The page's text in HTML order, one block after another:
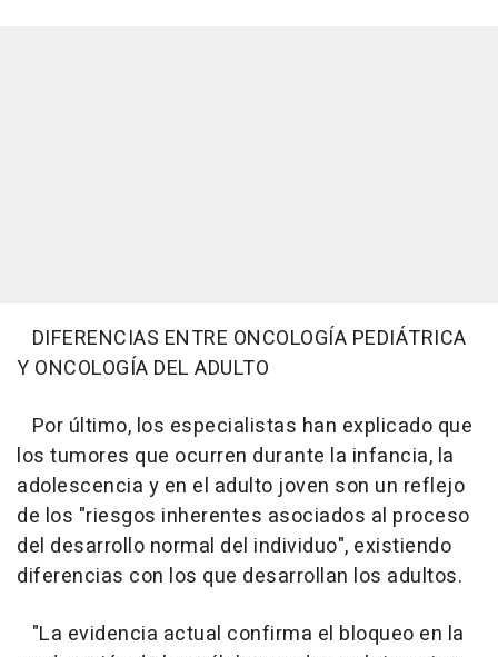
DIFERENCIAS ENTRE ONCOLOGÍA PEDIÁTRICA
Y ONCOLOGÍA DEL ADULTO
Por último, los especialistas han explicado que
los tumores que ocurren durante la infancia, la
adolescencia y en el adulto joven son un reflejo
de los "riesgos inherentes asociados al proceso
del desarrollo normal del individuo", existiendo
diferencias con los que desarrollan los adultos.
"La evidencia actual confirma el bloqueo en la